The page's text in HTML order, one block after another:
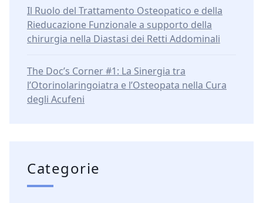
Il Ruolo del Trattamento Osteopatico e della
Rieducazione Funzionale a supporto della
chirurgia nella Diastasi dei Retti Addominali
The Doc’s Corner #1: La Sinergia tra
l’Otorinolaringoiatra e l’Osteopata nella Cura
degli Acufeni
Categorie